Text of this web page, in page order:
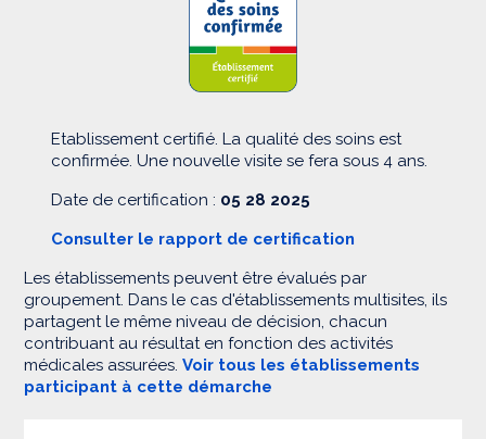
Etablissement certifié. La qualité des soins est
confirmée. Une nouvelle visite se fera sous 4 ans.
Date de certification : 05 28 2025
Consulter le rapport de certification
Les établissements peuvent être évalués par
groupement. Dans le cas d'établissements multisites, ils
partagent le même niveau de décision, chacun
contribuant au résultat en fonction des activités
médicales assurées. Voir tous les établissements
participant à cette démarche